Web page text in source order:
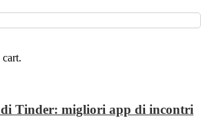
di Tinder: migliori app di incontri